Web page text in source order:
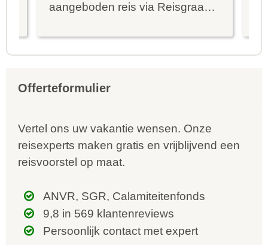
aangeboden reis via Reisgraag
mooie dingen van het eiland te
Offerteformulier
Vertel ons uw vakantie wensen. Onze
reisexperts maken gratis en vrijblijvend een
reisvoorstel op maat.
ANVR, SGR, Calamiteitenfonds
9,8 in 569 klantenreviews
Persoonlijk contact met expert